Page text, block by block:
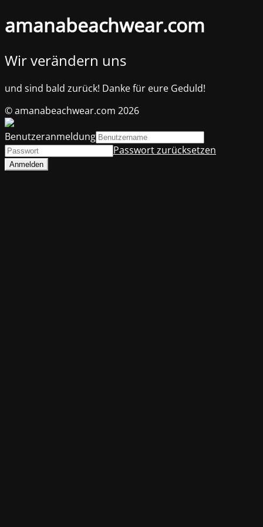
amanabeachwear.com
Wir verändern uns
und sind bald zurück! Danke für eure Geduld!
© amanabeachwear.com 2026
Benutzeranmeldung
Passwort zurücksetzen